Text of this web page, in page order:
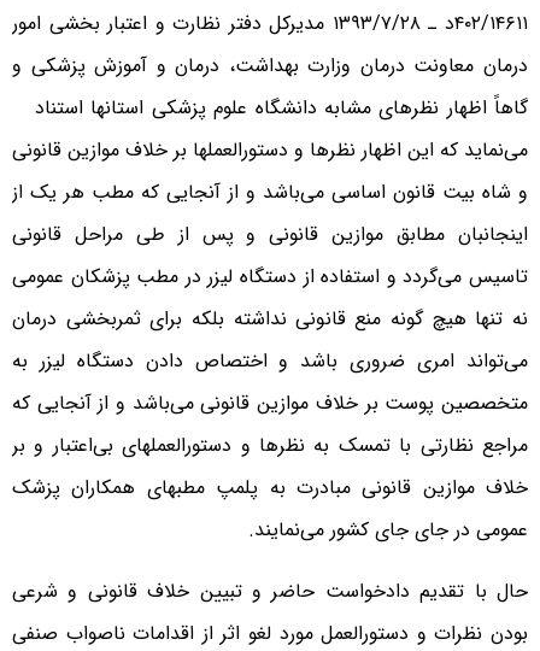
۴۰۲/۱۴۶۱۱د ـ ۱۳۹۳/۷/۲۸ مدیرکل دفتر نظارت و اعتبار بخشی امور
درمان معاونت درمان وزارت بهداشت، درمان و آموزش پزشکی و
گاهاً اظهار نظرهای مشابه دانشگاه علوم پزشکی استانها استناد
می‌نماید که این اظهار نظرها و دستورالعملها بر خلاف موازین قانونی
و شاه بیت قانون اساسی می‌باشد و از آنجایی که مطب هر یک از
اینجانبان مطابق موازین قانونی و پس از طی مراحل قانونی
تاسیس می‌گردد و استفاده از دستگاه لیزر در مطب پزشکان عمومی
نه تنها هیچ گونه منع قانونی نداشته بلکه برای ثمربخشی درمان
می‌تواند امری ضروری باشد و اختصاص دادن دستگاه لیزر به
متخصصین پوست بر خلاف موازین قانونی می‌باشد و از آنجایی که
مراجع نظارتی با تمسک به نظرها و دستورالعملهای بی‌اعتبار و بر
خلاف موازین قانونی مبادرت به پلمپ مطبهای همکاران پزشک
عمومی در جای جای کشور می‌نمایند.
حال با تقدیم دادخواست حاضر و تبیین خلاف قانونی و شرعی
بودن نظرات و دستورالعمل مورد لغو اثر از اقدامات ناصواب صنفی